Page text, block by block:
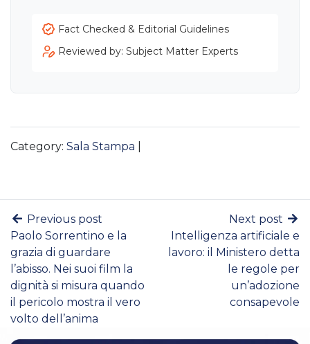
Fact Checked & Editorial Guidelines
Reviewed by: Subject Matter Experts
Category: Sala Stampa
Previous post
Paolo Sorrentino e la
grazia di guardare
l’abisso. Nei suoi film la
dignità si misura quando
il pericolo mostra il vero
volto dell’anima
Next post
Intelligenza artificiale e
lavoro: il Ministero detta
le regole per
un’adozione
consapevole